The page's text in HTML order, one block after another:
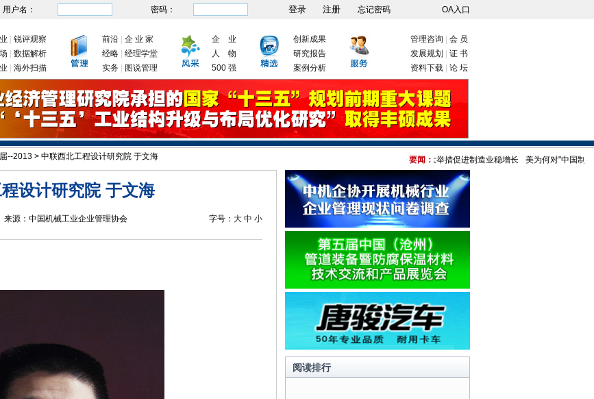
用户名： 密码： 忘记密码 OA入口
锐评观察
数据解析
海外扫描
前沿
企 业 家
经略
经理学堂
实务
图说管理
企 业
人 物
500 强
创新成果
研究报告
案例分析
管理咨询
会 员
发展规划
证 书
资料下载
论 坛
--2013 > 中联西北工程设计研究院 于文海 要闻：
发改委：九大举措有序推动企业复工复产 我国出台四大举措促进制造业稳增长 美为何对"中国制造"疑神疑鬼
设计研究院 于文海
字号： 大 中 小
来源： 中国机械工业企业管理协会
阅读排行